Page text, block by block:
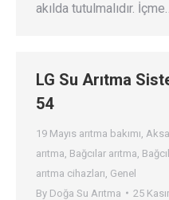
akılda tutulmalıdır.
LG Su Arıtma
54
19 Mayıs arıtma bakımı
arıtma Bağcılar arıtma
arıtma cihazları Genel
By Doğa Su Arıtma 25